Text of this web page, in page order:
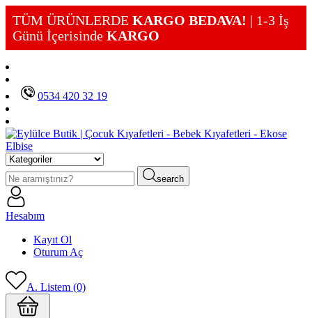
TÜM ÜRÜNLERDE KARGO BEDAVA! | 1-3 İş
Günü İçerisinde KARGO
0534 420 32 19
search
Hesabım
Kayıt Ol
Oturum Aç
A. Listem (0)